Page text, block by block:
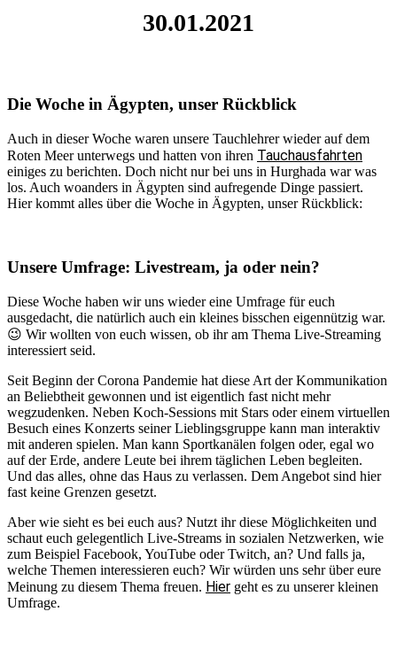
30.01.2021
Die Woche in Ägypten, unser Rückblick
Auch in dieser Woche waren unsere Tauchlehrer wieder auf dem
Roten Meer unterwegs und hatten von ihren Tauchausfahrten
einiges zu berichten. Doch nicht nur bei uns in Hurghada war was
los. Auch woanders in Ägypten sind aufregende Dinge passiert.
Hier kommt alles über die Woche in Ägypten, unser Rückblick:
Unsere Umfrage: Livestream, ja oder nein?
Diese Woche haben wir uns wieder eine Umfrage für euch
ausgedacht, die natürlich auch ein kleines bisschen eigennützig war.
😉 Wir wollten von euch wissen, ob ihr am Thema Live-Streaming
interessiert seid.
Seit Beginn der Corona Pandemie hat diese Art der Kommunikation
an Beliebtheit gewonnen und ist eigentlich fast nicht mehr
wegzudenken. Neben Koch-Sessions mit Stars oder einem virtuellen
Besuch eines Konzerts seiner Lieblingsgruppe kann man interaktiv
mit anderen spielen. Man kann Sportkanälen folgen oder, egal wo
auf der Erde, andere Leute bei ihrem täglichen Leben begleiten.
Und das alles, ohne das Haus zu verlassen. Dem Angebot sind hier
fast keine Grenzen gesetzt.
Aber wie sieht es bei euch aus? Nutzt ihr diese Möglichkeiten und
schaut euch gelegentlich Live-Streams in sozialen Netzwerken, wie
zum Beispiel Facebook, YouTube oder Twitch, an? Und falls ja,
welche Themen interessieren euch? Wir würden uns sehr über eure
Meinung zu diesem Thema freuen. Hier geht es zu unserer kleinen
Umfrage.